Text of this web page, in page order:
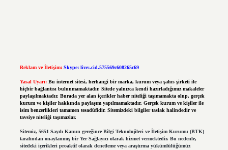
Reklam ve İletişim: Skype: live:.cid.575569c608265c69
Yasal Uyarı: Bu internet sitesi, herhangi bir marka, kurum veya şahıs şirketi ile
hiçbir bağlantısı bulunmamaktadır. Sitede yalnızca kendi hazırladığımız makaleler
paylaşılmaktadır. Burada yer alan içerikler haber niteliği taşımamakta olup, gerçek
kurum ve kişiler hakkında paylaşım yapılmamaktadır. Gerçek kurum ve kişiler ile
isim benzerlikleri tamamen tesadüfidir. Sitemizdeki bilgiler taslak halindedir ve
tavsiye niteliği taşımazlar.
Sitemiz, 5651 Sayılı Kanun gereğince Bilgi Teknolojileri ve İletişim Kurumu (BTK)
tarafından onaylanmış bir Yer Sağlayıcı olarak hizmet vermektedir. Bu nedenle,
sitedeki içerikleri proaktif olarak denetleme veya araştırma yükümlülüğümüz